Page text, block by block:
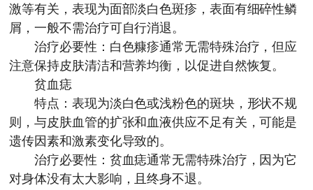
激等有关，表现为面部淡白色斑疹，表面有细碎性鳞
屑，一般不需治疗可自行消退。
治疗必要性：白色糠疹通常无需特殊治疗，但应
注意保持皮肤清洁和营养均衡，以促进自然恢复。
贫血痣
特点：表现为淡白色或浅粉色的斑块，形状不规
则，与皮肤血管的扩张和血液供应不足有关，可能是
遗传因素和激素变化导致的。
治疗必要性：贫血痣通常无需特殊治疗，因为它
对身体没有太大影响，且终身不退。